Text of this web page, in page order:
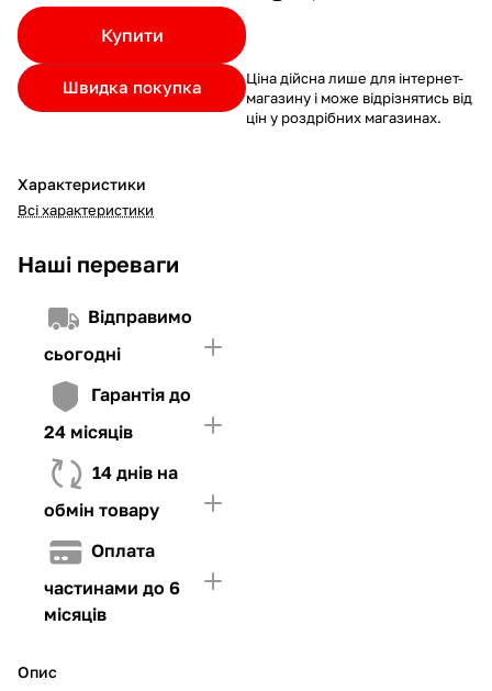
Купити
Швидка покупка
Характеристики
Всі характеристики
Наші переваги
Відправимо
сьогодні
Гарантія до
24 місяців
14 днів на
обмін товару
Оплата
частинами до 6
місяців
Опис
Якщо ліміт нижчий за вартість товару, невистачаючу суму
потрібно внести Першим внеском
4. Мати достатньо коштів для внесення першої частини платежу
та Першого внеску (у разі потреби)
Ціна дійсна лише для інтернет-
магазину і може відрізнятись від
цін у роздрібних магазинах.